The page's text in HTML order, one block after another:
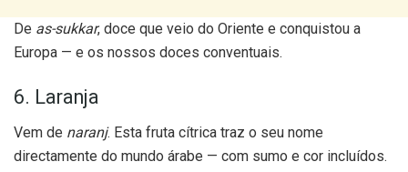
De as-sukkar, doce que veio do Oriente e conquistou a
Europa — e os nossos doces conventuais.
6. Laranja
Vem de naranj. Esta fruta cítrica traz o seu nome
directamente do mundo árabe — com sumo e cor incluídos.